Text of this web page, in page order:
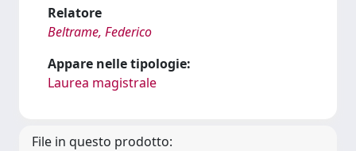
Relatore
Beltrame, Federico
Appare nelle tipologie:
Laurea magistrale
File in questo prodotto: